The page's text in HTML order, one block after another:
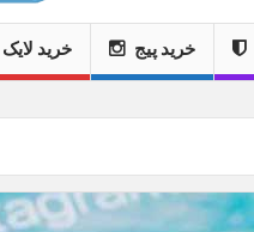
خرید لایک خرید پیج